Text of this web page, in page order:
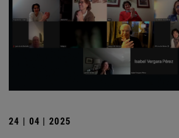
24 | 04 | 2025